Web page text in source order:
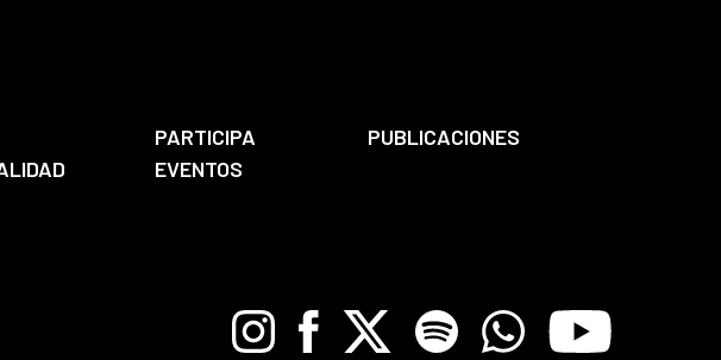
PARTICIPA
PUBLICACIONES
EVENTOS
InstagramFacebook
X Spotify WhatsappYoutube